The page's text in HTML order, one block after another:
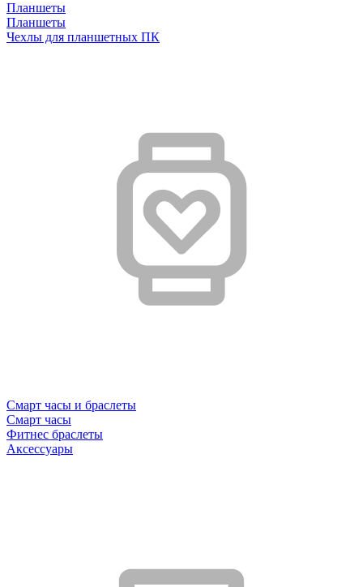
Планшеты
Планшеты
Чехлы для планшетных ПК
Смарт часы и браслеты
Смарт часы
Фитнес браслеты
Аксессуары